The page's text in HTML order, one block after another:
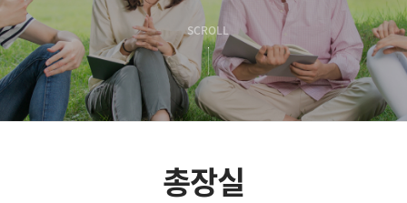
SCROLL
총장실